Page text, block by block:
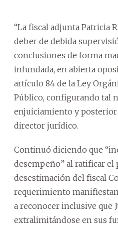
“La fiscal adjunta Patricia
deber de debida
conclusiones de forma
infundada, en abierta
artículo 84 de la Ley
Público, configurando tal
enjuiciamiento y posterior
director jurídico.
Continuó diciendo que
desempeño” al ratificar el
desestimación del fiscal
requerimiento
a reconocer inclusive que
extralimitándose en sus